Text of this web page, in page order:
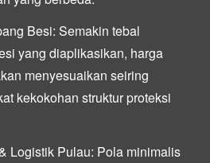
Besi: Semakin tebal
yang diaplikasikan, harga
menyesuaikan seiring
kekokohan struktur proteksi
Logistik Pulau: Pola minimalis